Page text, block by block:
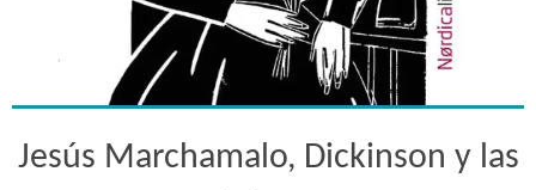
Jesús Marchamalo, Dickinson y las